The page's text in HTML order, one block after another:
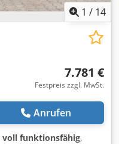
1 / 14
7.781 €
Festpreis zzgl. MwSt.
Anrufen
voll funktionsfähig,